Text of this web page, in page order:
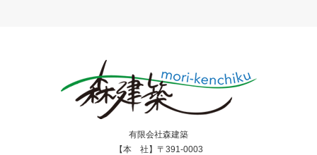
有限会社森建築
【本 社】〒391-0003